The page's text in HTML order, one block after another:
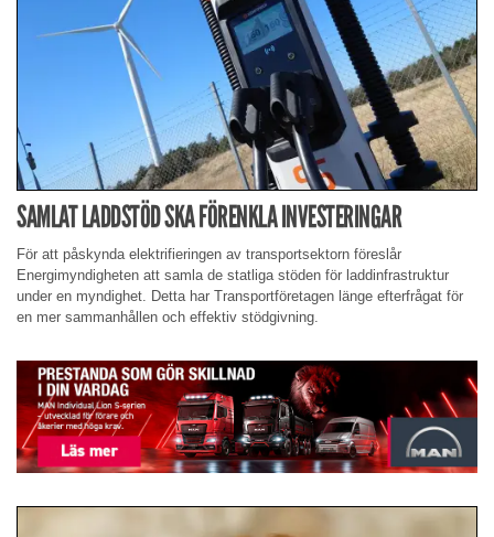
SAMLAT LADDSTÖD SKA FÖRENKLA INVESTERINGAR
För att påskynda elektrifieringen av transportsektorn föreslår
Energimyndigheten att samla de statliga stöden för laddinfrastruktur
under en myndighet. Detta har Transportföretagen länge efterfrågat för
en mer sammanhållen och effektiv stödgivning.